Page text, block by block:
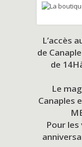
L’accès
de
de
Le
Canaples
Pour